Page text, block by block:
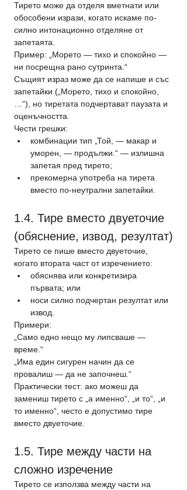
Тирето може да отделя вметнати или
обособени изрази, когато искаме по-
силно интонационно отделяне от
запетаята.
Пример: „Морето — тихо и спокойно —
ни посрещна рано сутринта.“
Същият израз може да се напише и със
запетайки („Морето, тихо и спокойно,
…“), но тиретата подчертават паузата и
оценъчността.
Чести грешки:
комбинации тип „Той, — макар и
уморен, — продължи.“ — излишна
запетая пред тирето;
прекомерна употреба на тирета
вместо по-неутрални запетайки.
1.4. Тире вместо двуеточие
(обяснение, извод, резултат)
Тирето се пише вместо двуеточие,
когато втората част от изречението:
обяснява или конкретизира
първата; или
носи силно подчертан резултат или
извод.
Примери:
„Само едно нещо му липсваше —
време.“
„Има един сигурен начин да се
провалиш — да не започнеш.“
Практически тест: ако можеш да
замениш тирето с „а именно“, „и то“, „и
то именно“, често е допустимо тире
вместо двуеточие.
1.5. Тире между части на
сложно изречение
Тирето се използва между части на